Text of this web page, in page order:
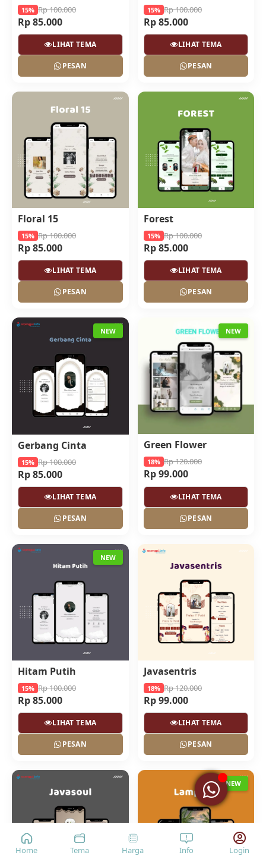
15% Rp 100.000
Rp 85.000
LIHAT TEMA
PESAN
15% Rp 100.000
Rp 85.000
LIHAT TEMA
PESAN
Floral 15
15% Rp 100.000
Rp 85.000
LIHAT TEMA
PESAN
Forest
15% Rp 100.000
Rp 85.000
LIHAT TEMA
PESAN
NEW
Gerbang Cinta
15% Rp 100.000
Rp 85.000
LIHAT TEMA
PESAN
NEW
Green Flower
18% Rp 120.000
Rp 99.000
LIHAT TEMA
PESAN
NEW
Hitam Putih
15% Rp 100.000
Rp 85.000
LIHAT TEMA
PESAN
Javasentris
18% Rp 120.000
Rp 99.000
LIHAT TEMA
PESAN
NEW
Home Tema Harga Info Login